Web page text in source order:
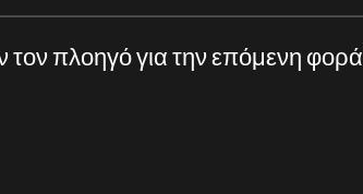
πλοηγό για την επόμενη φορά